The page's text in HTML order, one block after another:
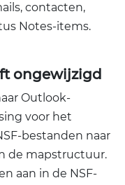
contacten,
Notes-items.
ongewijzigd
Outlook-
voor het
bestanden naar
de mapstructuur.
aan in de NSF-